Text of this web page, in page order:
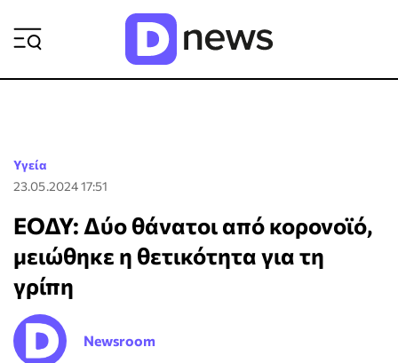
Υγεία
23.05.2024 17:51
ΕΟΔΥ: Δύο θάνατοι από κορονοϊό,
μειώθηκε η θετικότητα για τη
γρίπη
Newsroom